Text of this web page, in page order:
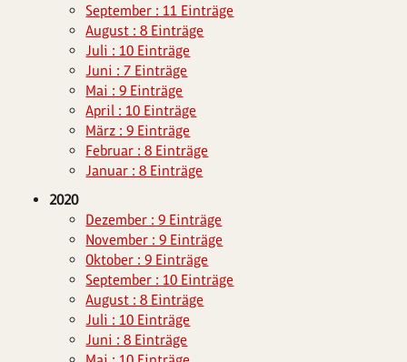
September : 11 Einträge
August : 8 Einträge
Juli : 10 Einträge
Juni : 7 Einträge
Mai : 9 Einträge
April : 10 Einträge
März : 9 Einträge
Februar : 8 Einträge
Januar : 8 Einträge
2020
Dezember : 9 Einträge
November : 9 Einträge
Oktober : 9 Einträge
September : 10 Einträge
August : 8 Einträge
Juli : 10 Einträge
Juni : 8 Einträge